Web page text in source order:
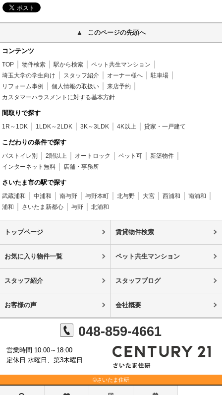
このページの先頭へ
コンテンツ
TOP 物件検索 駅から検索
ペット共生マンション
埼玉大学の学生向け
スタッフ紹介 オーナー様へ
駐車場
リフォーム事例
個人情報の取扱い
来店予約
カスタマーハラスメントに対する基本方針
間取りで探す
1R～1DK 1LDK～2LDK 3K～3LDK 4K以上 貸家・一戸建て
こだわりの条件で探す
バストイレ別 2階以上 オートロック ペット可
新築物件
インターネット無料
店舗・事務所
さいたま市の駅で探す
武蔵浦和 中浦和 南与野 与野本町 北与野 大宮 西浦和
南浦和
浦和
さいたま新都心 与野 北浦和
トップページ 賃貸物件検索
お気に入り物件一覧 ペット共生マンション
スタッフ紹介 スタッフブログ
お客様の声 会社概要
048-859-4661
営業時間 10:00～18:00
定休日 水曜日、第3木曜日
©さいたま住研